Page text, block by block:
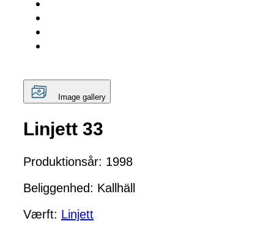
Image gallery
Linjett 33
Produktionsår: 1998
Beliggenhed: Kallhäll
Værft: Linjett